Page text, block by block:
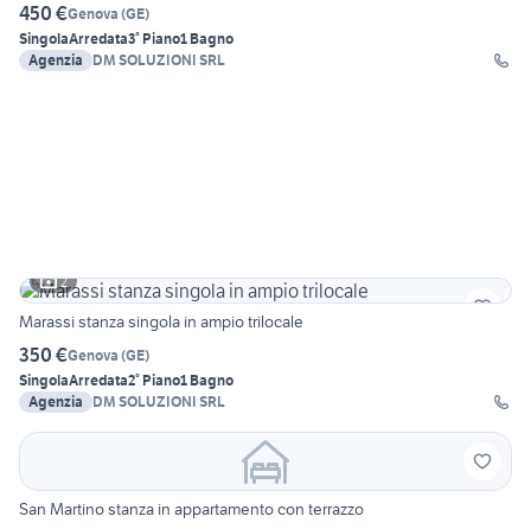
450 €Genova (GE)
SingolaArredata3° Piano1 Bagno
Agenzia
DM SOLUZIONI SRL
2
Marassi stanza singola in ampio trilocale
350 €Genova (GE)
SingolaArredata2° Piano1 Bagno
Agenzia
DM SOLUZIONI SRL
San Martino stanza in appartamento con terrazzo